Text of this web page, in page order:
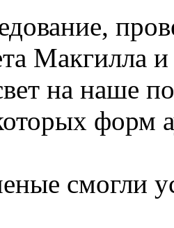
Макгилла
на наше
форм
смогли